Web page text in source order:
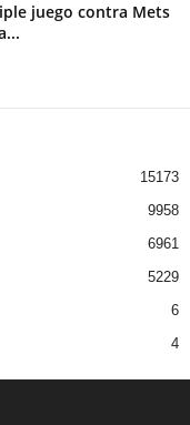
juego contra Mets
15173
9958
6961
5229
6
4